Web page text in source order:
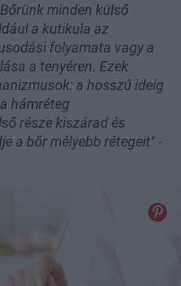
minden külső
a kutikula az
folyamata vagy a
a tenyéren. Ezek
a hosszú ideig
hámréteg
része kiszárad és
a bőr mélyebb rétegeit"-